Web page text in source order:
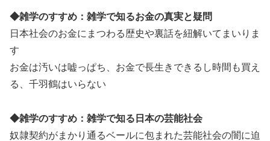
◆雑学のすすめ：雑学で知るお金の真実と疑問
日本社会のお金にまつわる歴史や裏話を紐解いてまいりま
す
お金は汚いは嘘っぱち、お金で長生きできるし時間も買え
る、千羽鶴はいらない
◆雑学のすすめ：雑学で知る日本の芸能社会
奴隷契約がまかり通るベールに包まれた芸能社会の闇に迫